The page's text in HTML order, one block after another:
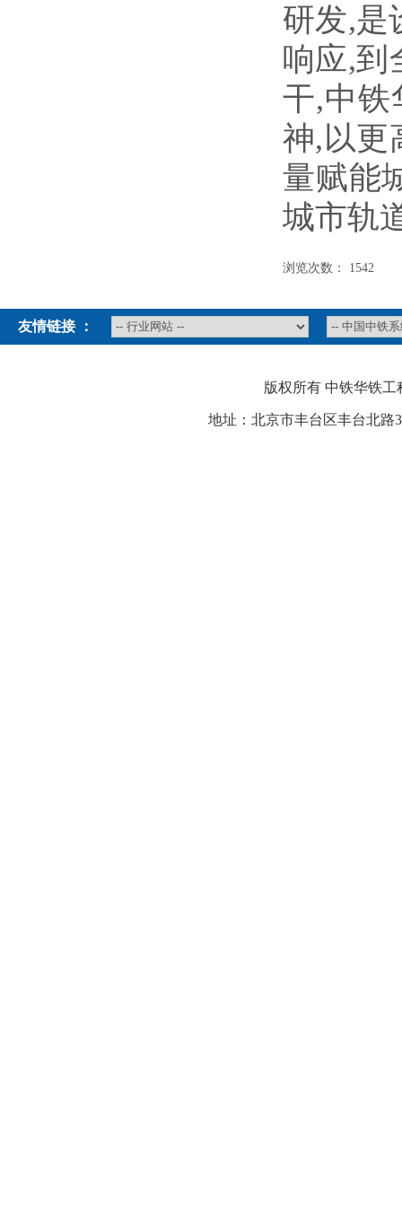
研发,是
响应,到
干,中铁
神,以更
量赋能
城市轨
浏览次数： 1542
友情链接 ：
版权所有 中铁华铁
地址：北京市丰台区丰台北路